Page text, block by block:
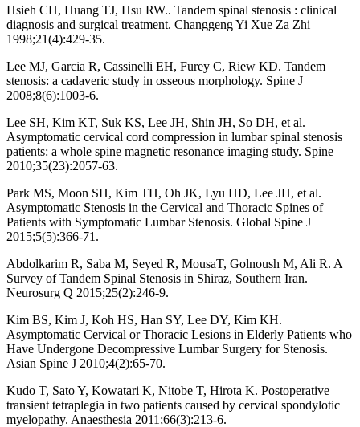
Hsieh CH, Huang TJ, Hsu RW.. Tandem spinal stenosis : clinical
diagnosis and surgical treatment. Changgeng Yi Xue Za Zhi
1998;21(4):429-35.
Lee MJ, Garcia R, Cassinelli EH, Furey C, Riew KD. Tandem
stenosis: a cadaveric study in osseous morphology. Spine J
2008;8(6):1003-6.
Lee SH, Kim KT, Suk KS, Lee JH, Shin JH, So DH, et al.
Asymptomatic cervical cord compression in lumbar spinal stenosis
patients: a whole spine magnetic resonance imaging study. Spine
2010;35(23):2057-63.
Park MS, Moon SH, Kim TH, Oh JK, Lyu HD, Lee JH, et al.
Asymptomatic Stenosis in the Cervical and Thoracic Spines of
Patients with Symptomatic Lumbar Stenosis. Global Spine J
2015;5(5):366-71.
Abdolkarim R, Saba M, Seyed R, MousaT, Golnoush M, Ali R. A
Survey of Tandem Spinal Stenosis in Shiraz, Southern Iran.
Neurosurg Q 2015;25(2):246-9.
Kim BS, Kim J, Koh HS, Han SY, Lee DY, Kim KH.
Asymptomatic Cervical or Thoracic Lesions in Elderly Patients who
Have Undergone Decompressive Lumbar Surgery for Stenosis.
Asian Spine J 2010;4(2):65-70.
Kudo T, Sato Y, Kowatari K, Nitobe T, Hirota K. Postoperative
transient tetraplegia in two patients caused by cervical spondylotic
myelopathy. Anaesthesia 2011;66(3):213-6.